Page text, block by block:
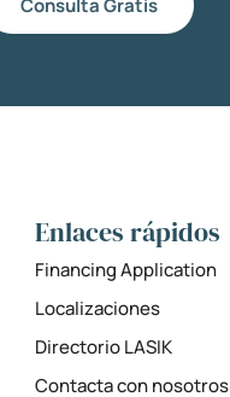
Consulta Gratis
Enlaces rápidos
Financing Application
Localizaciones
Directorio LASIK
Contacta con nosotros